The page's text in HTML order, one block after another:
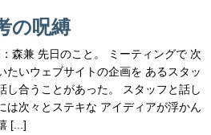
の呪縛
森兼 先日のこと。 ミーティングで 次
たいウェブサイトの企画を あるスタッ
し合うことがあった。 スタッフと話し
は次々とステキな アイディアが浮かん
[...]